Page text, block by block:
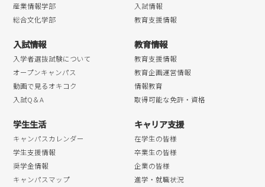
産業情報学部
総合文化学部
入試情報
教育支援情報
入試情報
入学者選抜試験について
オープンキャンパス
動画で見るオキコク
入試Q＆A
教育情報
教育支援情報
教育企画運営情報
情報教育
取得可能な免許・資格
学生生活
キャンパスカレンダー
学生支援情報
奨学金情報
キャンパスマップ
キャリア支援
在学生の皆様
卒業生の皆様
企業の皆様
進学・就職状況